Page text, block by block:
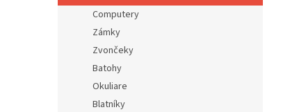
Computery
Zámky
Zvončeky
Batohy
Okuliare
Blatníky